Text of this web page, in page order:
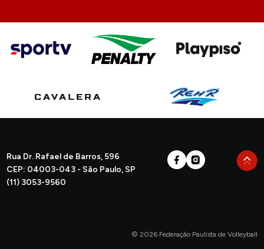
Rua Dr. Rafael de Barros, 596
CEP: 04003-043 - São Paulo, SP
(11) 3053-9560
© 2026 Federação Paulista de Volleyball